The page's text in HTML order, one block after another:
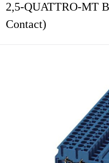
2,5-QUATTRO-MT
Contact)